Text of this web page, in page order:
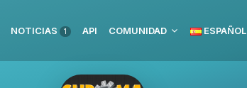
NOTICIAS 1 API COMUNIDAD ESPAÑOL